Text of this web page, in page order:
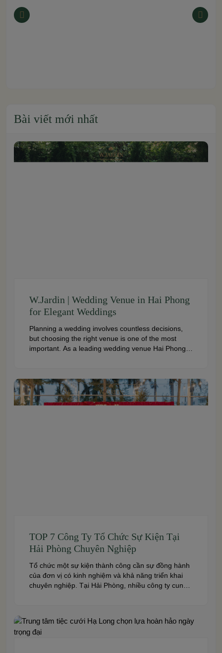
Bài viết mới nhất
W.Jardin | Wedding Venue in Hai Phong
for Elegant Weddings
Planning a wedding involves countless decisions,
but choosing the right venue is one of the most
important. As a leading wedding venue Hai Phong,
the ISO 22000:2018 food safety management
system, and dedicated event support to help
couples create a seamless and memorable […]
TOP 7 Công Ty Tổ Chức Sự Kiện Tại
Hải Phòng Chuyên Nghiệp
Tổ chức một sự kiện thành công cần sự đồng hành
của đơn vị có kinh nghiệm và khả năng triển khai
chuyên nghiệp. Tại Hải Phòng, nhiều công ty cung